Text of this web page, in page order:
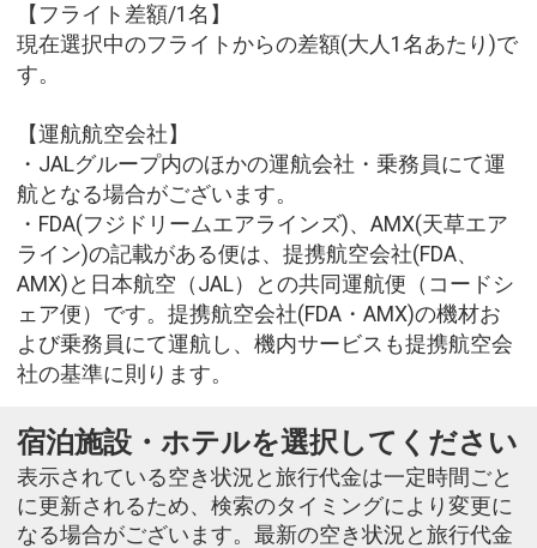
【フライト差額/1名】
現在選択中のフライトからの差額(大人1名あたり)で
す。
【運航航空会社】
・JALグループ内のほかの運航会社・乗務員にて運
航となる場合がございます。
・FDA(フジドリームエアラインズ)、AMX(天草エア
ライン)の記載がある便は、提携航空会社(FDA、
AMX)と日本航空（JAL）との共同運航便（コードシ
ェア便）です。提携航空会社(FDA・AMX)の機材お
よび乗務員にて運航し、機内サービスも提携航空会
社の基準に則ります。
宿泊施設・ホテルを選択してください
表示されている空き状況と旅行代金は一定時間ごと
に更新されるため、検索のタイミングにより変更に
なる場合がございます。最新の空き状況と旅行代金